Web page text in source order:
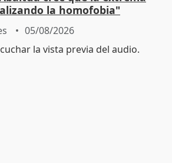
la homofobia"
05/08/2026